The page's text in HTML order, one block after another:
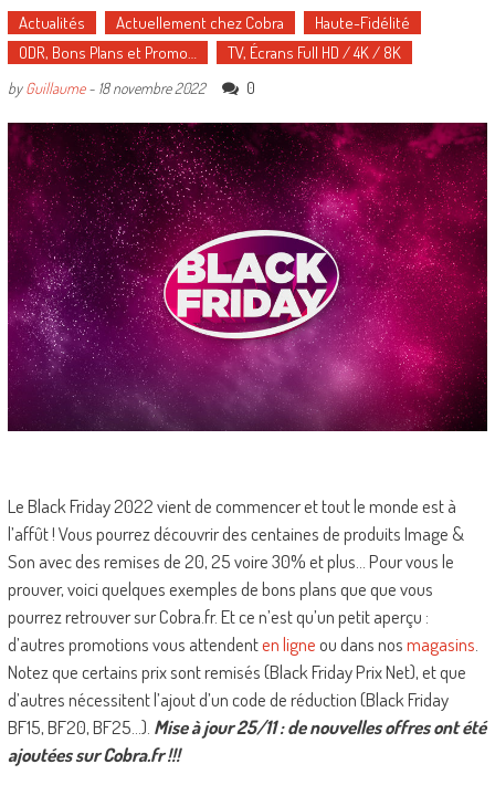
Actualités Actuellement chez Cobra
Haute-Fidélité
ODR, Bons Plans et Promo…
TV, Écrans Full HD / 4K / 8K
byGuillaume- 18 novembre 2022 0
Le Black Friday 2022 vient de commencer et tout le monde est à
l’affût ! Vous pourrez découvrir des centaines de produits Image &
Son avec des remises de 20, 25 voire 30% et plus… Pour vous le
prouver, voici quelques exemples de bons plans que que vous
pourrez retrouver sur Cobra.fr. Et ce n’est qu’un petit aperçu :
d’autres promotions vous attendenten ligneou dans nosmagasins
Notez que certains prix sont remisés (Black Friday Prix Net), et que
d’autres nécessitent l’ajout d’un code de réduction (Black Friday
BF15, BF20, BF25…). Mise à jour 25/11 : de nouvelles offres ont été
ajoutées sur Cobra.fr !!!